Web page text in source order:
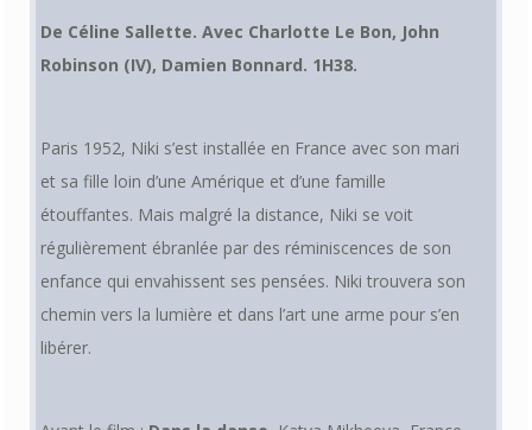
De Céline Sallette. Avec Charlotte Le Bon, John
Robinson (IV), Damien Bonnard. 1H38.
Paris 1952, Niki s’est installée en France avec son mari
et sa fille loin d’une Amérique et d’une famille
étouffantes. Mais malgré la distance, Niki se voit
régulièrement ébranlée par des réminiscences de son
enfance qui envahissent ses pensées. Niki trouvera son
chemin vers la lumière et dans l’art une arme pour s’en
libérer.